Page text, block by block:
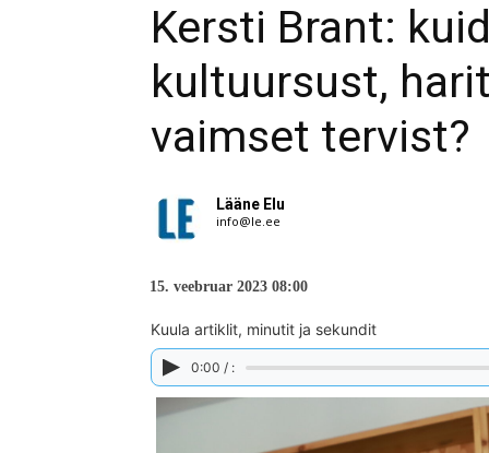
Kersti Brant:
kultuursust,
vaimset tervist?
Lääne Elu
info@le.ee
15. veebruar 2023 08:00
Kuula artiklit, minutit ja sekundit
0:00 / :